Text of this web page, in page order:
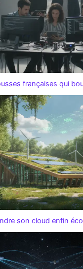
françaises qui
son cloud enfin